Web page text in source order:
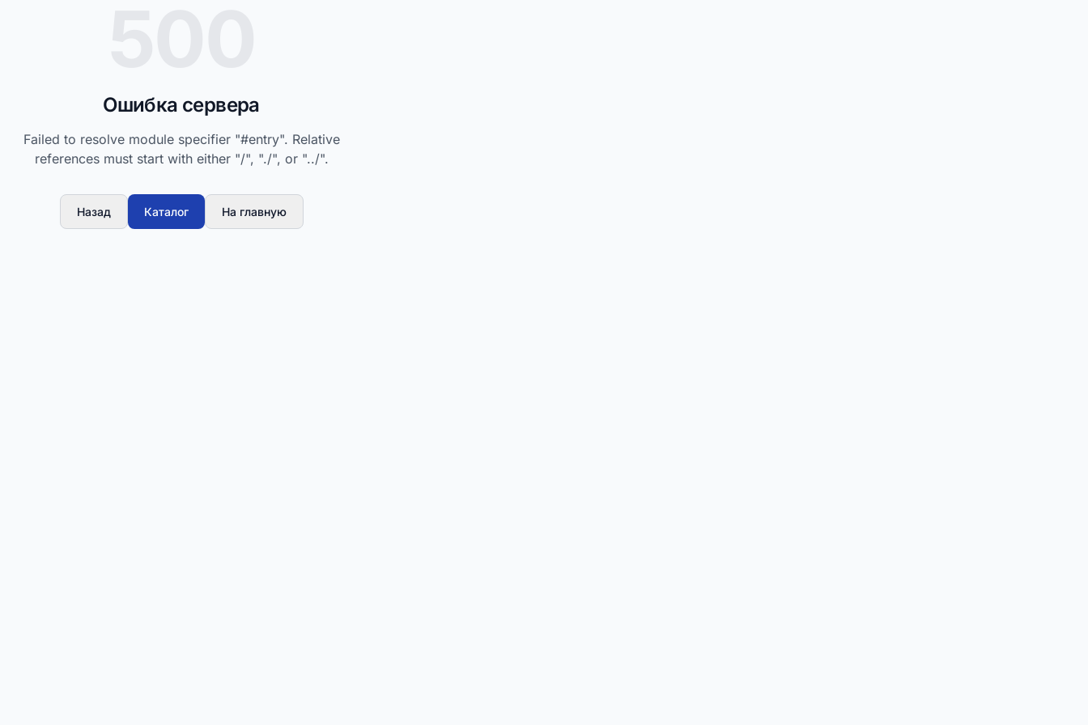
Ошибка сервера
Failed to resolve module specifier "#entry". Relative
references must start with either "/", "./", or "../".
Назад Каталог На главную